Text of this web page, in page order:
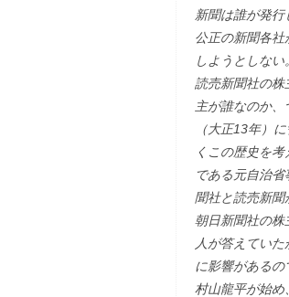
新聞は誰が発
公正の新聞各
しようとしない。
読売新聞社の株
主が誰なのか
（大正13年）
くこの歴史を
である元自治
聞社と読売新聞
朝日新聞社の株
人が答えてい
に影響がある
村山龍平が始め